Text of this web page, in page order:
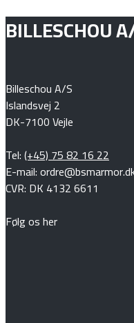
BILLESCHOU
Billeschou A/S
Islandsvej 2
DK-7100 Vejle
Tel:(+45) 75 82 16 22
E-mail:
CVR: DK 4132 6611
Følg os her